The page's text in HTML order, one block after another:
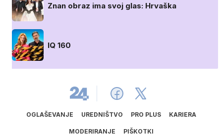
Znan obraz ima svoj glas: Hrvaška
IQ 160
OGLAŠEVANJE UREDNIŠTVO PRO PLUS KARIERA
MODERIRANJE PIŠKOTKI